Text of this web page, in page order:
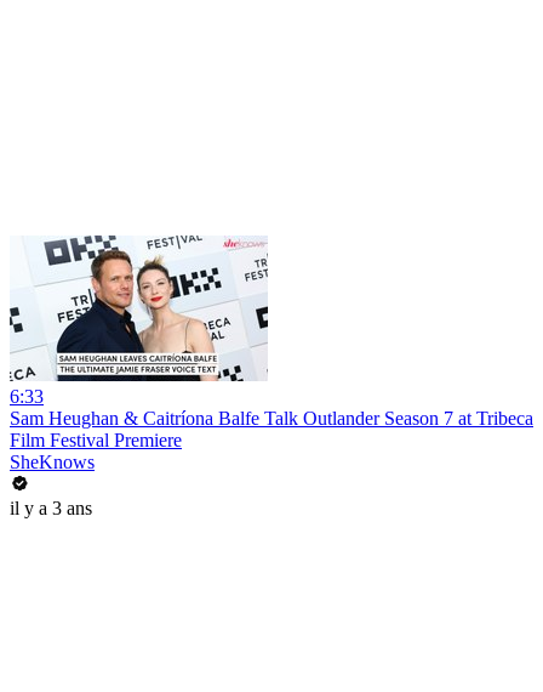
6:33
Sam Heughan & Caitríona Balfe Talk Outlander Season 7 at Tribeca
Film Festival Premiere
SheKnows
il y a 3 ans